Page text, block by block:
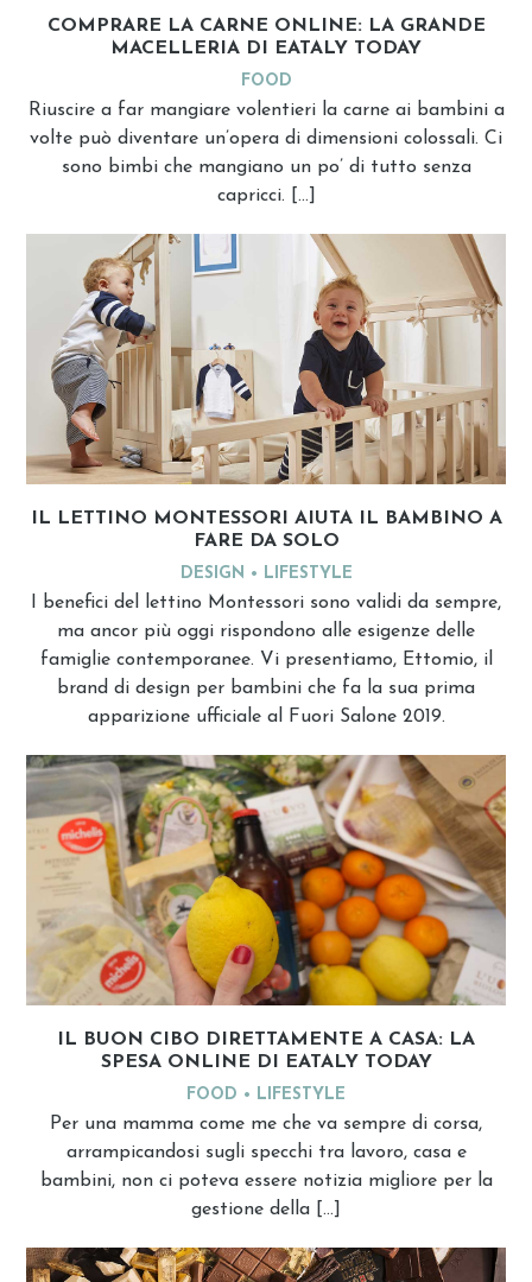
COMPRARE LA CARNE ONLINE: LA GRANDE
MACELLERIA DI EATALY TODAY
FOOD
Riuscire a far mangiare volentieri la carne ai bambini a
volte può diventare un’opera di dimensioni colossali. Ci
sono bimbi che mangiano un po’ di tutto senza
capricci. […]
IL LETTINO MONTESSORI AIUTA IL BAMBINO A
FARE DA SOLO
DESIGN LIFESTYLE
I benefici del lettino Montessori sono validi da sempre,
ma ancor più oggi rispondono alle esigenze delle
famiglie contemporanee. Vi presentiamo, Ettomio, il
brand di design per bambini che fa la sua prima
apparizione ufficiale al Fuori Salone 2019.
IL BUON CIBO DIRETTAMENTE A CASA: LA
SPESA ONLINE DI EATALY TODAY
FOOD LIFESTYLE
Per una mamma come me che va sempre di corsa,
arrampicandosi sugli specchi tra lavoro, casa e
bambini, non ci poteva essere notizia migliore per la
gestione della […]